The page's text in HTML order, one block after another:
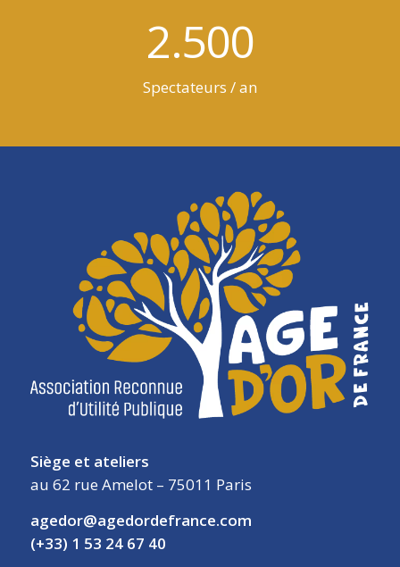
2.500
Spectateurs / an
Siège et ateliers
au 62 rue Amelot – 75011 Paris
agedor@agedordefrance.com
(+33) 1 53 24 67 40